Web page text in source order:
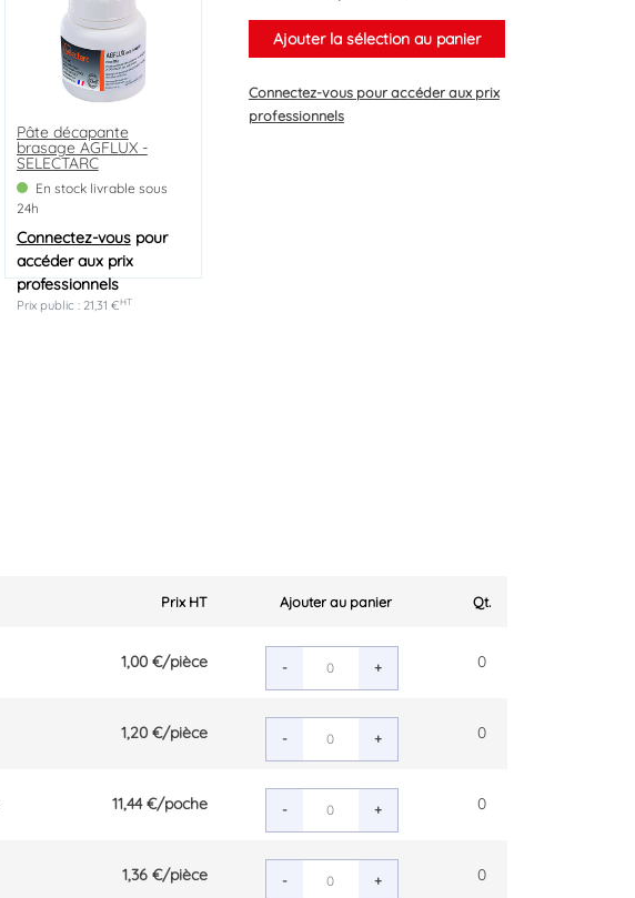
Pâte décapante
brasage AGFLUX -
SELECTARC
En stock livrable sous
24h
Connectez-vouspour
accéder aux prix
professionnels
Prix public : 21,31 €HT
Ajouter la sélection au panier
Connectez-vouspour accéder aux prix
professionnels
Prix HT Ajouter au panier Qt.
1,00 €/pièce - + 0
1,20 €/pièce - + 0
11,44 €/poche - + 0
1,36 €/pièce - + 0